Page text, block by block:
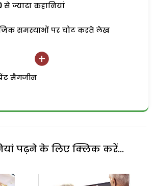
से ज्यादा कहानियां
समस्याओं पर चोट करते लेख
मैगजीन
पढ़ने के लिए क्लिक करें...